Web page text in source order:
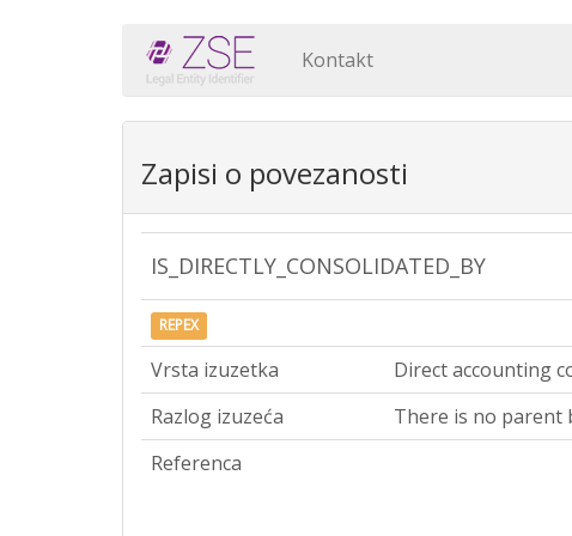
Kontakt
Zapisi o povezanosti
IS_DIRECTLY_CONSOLIDATED_BY
REPEX
Vrsta izuzetka
Direct accounting
Razlog izuzeća
There is no parent
Referenca